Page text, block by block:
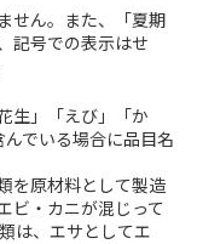
せん。また、「夏期
記号での表示はせ
生」「えび」「か
でいる場合に品目名
を原材料として製造
ビ・カニが混じって
は、エサとしてエ